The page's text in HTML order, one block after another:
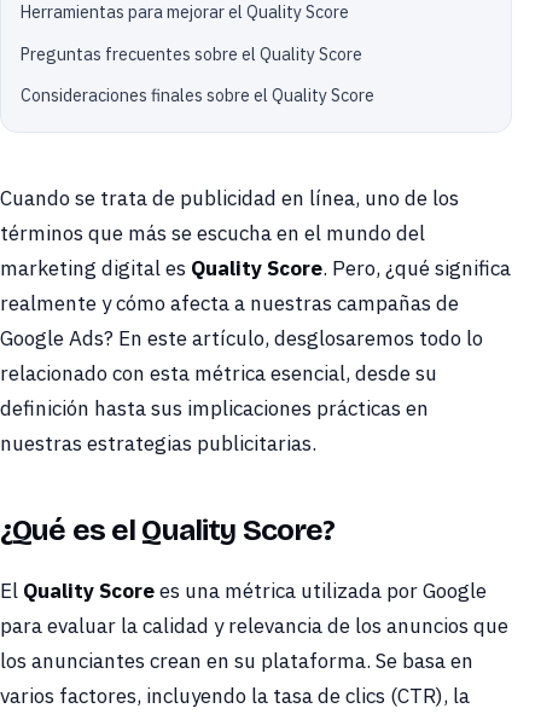
Herramientas para mejorar el Quality Score
Preguntas frecuentes sobre el Quality Score
Consideraciones finales sobre el Quality Score
Cuando se trata de publicidad en línea, uno de los
términos que más se escucha en el mundo del
marketing digital es Quality Score. Pero, ¿qué significa
realmente y cómo afecta a nuestras campañas de
Google Ads? En este artículo, desglosaremos todo lo
relacionado con esta métrica esencial, desde su
definición hasta sus implicaciones prácticas en
nuestras estrategias publicitarias.
¿Qué es el Quality Score?
El Quality Scorees una métrica utilizada por Google
para evaluar la calidad y relevancia de los anuncios que
los anunciantes crean en su plataforma. Se basa en
varios factores, incluyendo la tasa de clics (CTR), la